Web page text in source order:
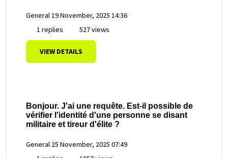
General19 November, 2025 14:36
1 replies
527 views
VIEW DETAILS
Bonjour. J'ai une requête. Est-il possible de
vérifier l'identité d'une personne se disant
militaire et tireur d'élite ?
General 25 November, 2025 07:49